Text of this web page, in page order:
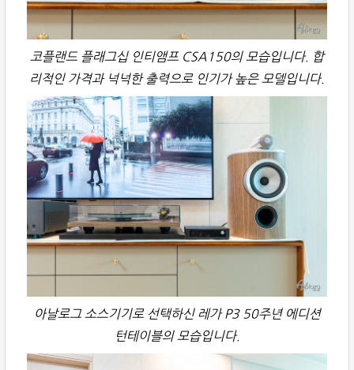
코플랜드 플래그십 인티앰프 CSA150의 모습입니다. 합
리적인 가격과 넉넉한 출력으로 인기가 높은 모델입니다.
아날로그 소스기기로 선택하신 레가 P3 50주년 에디션
턴테이블의 모습입니다.